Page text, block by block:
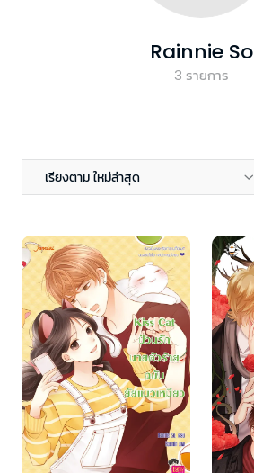
Rainnie So
3 รายการ
เรียงตาม ใหม่ล่าสุด